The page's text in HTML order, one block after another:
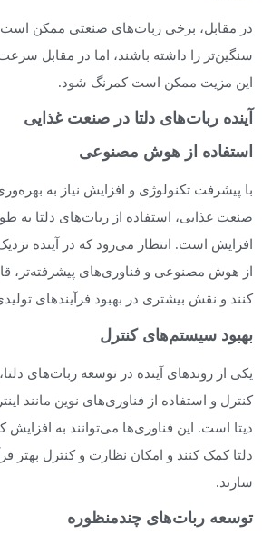
در مقابل، برخی ربات‌های صنعتی ممکن است
سنگین‌تر را داشته باشند، اما در مقابل
این مزیت ممکن است کمرنگ شود.
آینده ربات‌های دلتا در صنعت غذایی
استفاده از هوش مصنوعی
با پیشرفت تکنولوژی و افزایش نیاز به
صنعت غذایی، استفاده از ربات‌های دلتا به
افزایش است. انتظار می‌رود که در آینده
از هوش مصنوعی و فناوری‌های پیشرفته‌تر،
کنند و نقش بیشتری در بهبود فرآیندهای
بهبود سیستم‌های کنترل
یکی از روندهای آینده در توسعه ربات‌های
دیتا است. این فناوری‌ها می‌توانند به
دلتا کمک کنند و امکان نظارت و کنترل بهتر
سازند.
توسعه ربات‌های چندمنظوره